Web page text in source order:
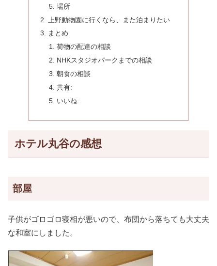
場所
上野動物園に行くなら、また泊まりたい
まとめ
荷物の配達の相談
NHKスタジオパークまでの相談
朝食の相談
共有:
いいね:
ホテル丸谷の感想
部屋
子供がゴロゴロ寝相が悪いので、布団から落ちても大丈夫
な和室にしました。